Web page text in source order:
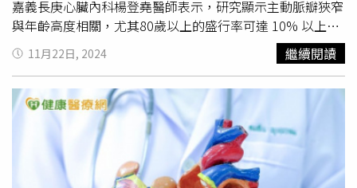
嘉義長庚心臟內科楊登堯醫師表示，研究顯示主動脈瓣狹窄
與年齡高度相關，尤其80歲以上的盛行率可達 10% 以上，
是年長者常見的退化性疾病之一，而主動脈瓣狹窄使心臟血
液的輸出困難，嚴重者甚至會呼吸困難，胸痛或胸悶，暈厥
或頭暈。年長者手術風險高 TAVI手術免開胸、恢復快但由
於年長者身體較虛弱或存在其他共病，導致手術風險增高。
不過，現在透過TAVI，能讓高齡族群不必承受開胸風險，成
為目前治療主動脈瓣膜狹窄的主流術式。楊登堯醫師進一步
說明，TAVI經導管主動脈瓣膜植入術，通常是從鼠蹊部的股
動脈，將導管沿著主動脈放進去，當到達主動脈時，將瓣膜
11月22日, 2024 繼續閱讀